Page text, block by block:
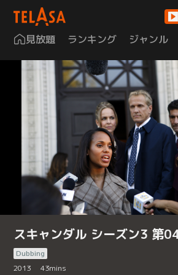
見放題 ランキング ジャンル
スキャンダル シーズン3 第
Dubbing
2013
43mins